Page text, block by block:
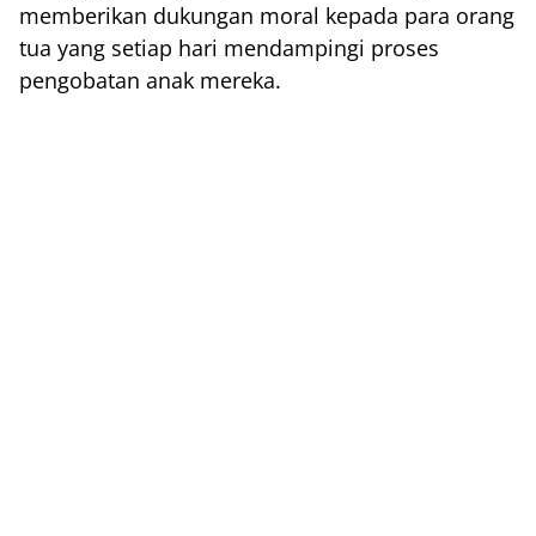
memberikan dukungan moral kepada para orang
tua yang setiap hari mendampingi proses
pengobatan anak mereka.